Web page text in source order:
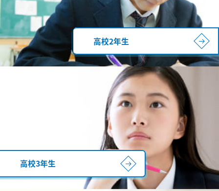
高校2年生
高校3年生